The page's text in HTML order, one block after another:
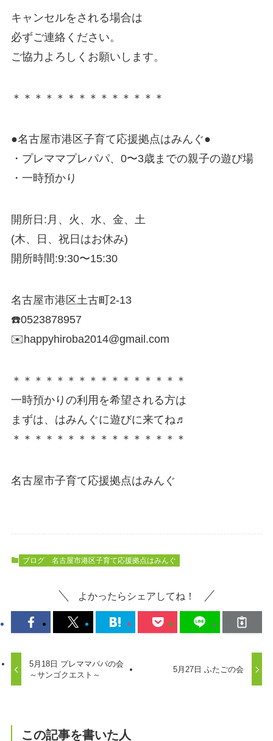
キャンセルをされる場合は
必ずご連絡ください。
ご協力よろしくお願いします。
＊＊＊＊＊＊＊＊＊＊＊＊＊＊
●名古屋市港区子育て応援拠点はみんぐ●
・プレママプレパパ、0〜3歳までの親子の遊び場
・一時預かり
開所日:月、火、水、金、土
(木、日、祝日はお休み)
開所時間:9:30〜15:30
名古屋市港区土古町2-13
☎️0523878957
✉️happyhiroba2014@gmail.com
＊＊＊＊＊＊＊＊＊＊＊＊＊＊＊＊
一時預かりの利用を希望される方は
まずは、はみんぐに遊びに来てね♬
＊＊＊＊＊＊＊＊＊＊＊＊＊＊＊＊
名古屋市子育て応援拠点はみんぐ
ブログ 名古屋市港区子育て応援拠点はみんぐ
よかったらシェアしてね！
5月18日 プレママパパの会
～サンゴクエスト～
5月27日 ふたごの会
この記事を書いた人